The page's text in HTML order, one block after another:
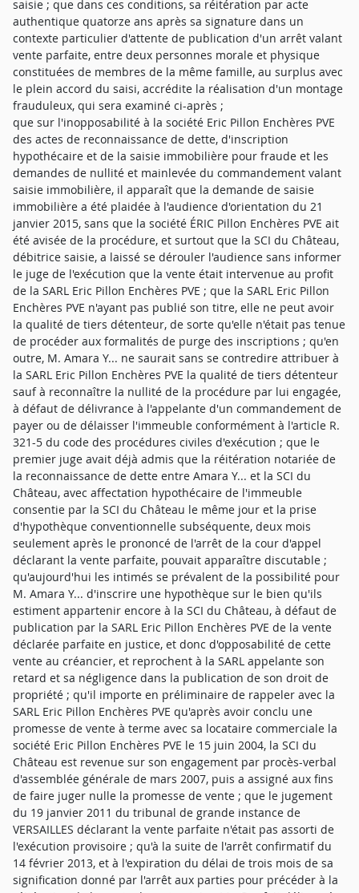
saisie ; que dans ces conditions, sa réitération par acte
authentique quatorze ans après sa signature dans un
contexte particulier d'attente de publication d'un arrêt valant
vente parfaite, entre deux personnes morale et physique
constituées de membres de la même famille, au surplus avec
le plein accord du saisi, accrédite la réalisation d'un montage
frauduleux, qui sera examiné ci-après ;
que sur l'inopposabilité à la société Eric Pillon Enchères PVE
des actes de reconnaissance de dette, d'inscription
hypothécaire et de la saisie immobilière pour fraude et les
demandes de nullité et mainlevée du commandement valant
saisie immobilière, il apparaît que la demande de saisie
immobilière a été plaidée à l'audience d'orientation du 21
janvier 2015, sans que la société ÉRIC Pillon Enchères PVE ait
été avisée de la procédure, et surtout que la SCI du Château,
débitrice saisie, a laissé se dérouler l'audience sans informer
le juge de l'exécution que la vente était intervenue au profit
de la SARL Eric Pillon Enchères PVE ; que la SARL Eric Pillon
Enchères PVE n'ayant pas publié son titre, elle ne peut avoir
la qualité de tiers détenteur, de sorte qu'elle n'était pas tenue
de procéder aux formalités de purge des inscriptions ; qu'en
outre, M. Amara Y... ne saurait sans se contredire attribuer à
la SARL Eric Pillon Enchères PVE la qualité de tiers détenteur
sauf à reconnaître la nullité de la procédure par lui engagée,
à défaut de délivrance à l'appelante d'un commandement de
payer ou de délaisser l'immeuble conformément à l'article R.
321-5 du code des procédures civiles d'exécution ; que le
premier juge avait déjà admis que la réitération notariée de
la reconnaissance de dette entre Amara Y... et la SCI du
Château, avec affectation hypothécaire de l'immeuble
consentie par la SCI du Château le même jour et la prise
d'hypothèque conventionnelle subséquente, deux mois
seulement après le prononcé de l'arrêt de la cour d'appel
déclarant la vente parfaite, pouvait apparaître discutable ;
qu'aujourd'hui les intimés se prévalent de la possibilité pour
M. Amara Y... d'inscrire une hypothèque sur le bien qu'ils
estiment appartenir encore à la SCI du Château, à défaut de
publication par la SARL Eric Pillon Enchères PVE de la vente
déclarée parfaite en justice, et donc d'opposabilité de cette
vente au créancier, et reprochent à la SARL appelante son
retard et sa négligence dans la publication de son droit de
propriété ; qu'il importe en préliminaire de rappeler avec la
SARL Eric Pillon Enchères PVE qu'après avoir conclu une
promesse de vente à terme avec sa locataire commerciale la
société Eric Pillon Enchères PVE le 15 juin 2004, la SCI du
Château est revenue sur son engagement par procès-verbal
d'assemblée générale de mars 2007, puis a assigné aux fins
de faire juger nulle la promesse de vente ; que le jugement
du 19 janvier 2011 du tribunal de grande instance de
VERSAILLES déclarant la vente parfaite n'était pas assorti de
l'exécution provisoire ; qu'à la suite de l'arrêt confirmatif du
14 février 2013, et à l'expiration du délai de trois mois de sa
signification donné par l'arrêt aux parties pour précéder à la